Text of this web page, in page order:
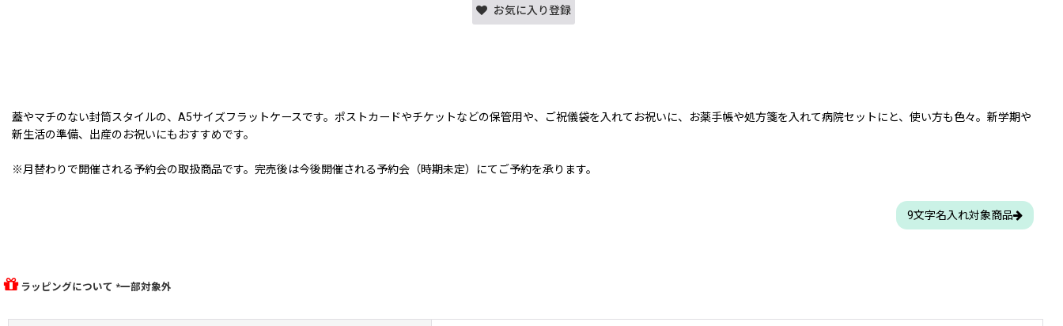
お気に入り登録
蓋やマチのない封筒スタイルの、A5サイズフラットケースです。ポストカードやチケットなどの保管用や、ご祝儀袋を入れてお祝いに、お薬手帳や処方箋を入れて病院セットにと、使い方も色々。新学期や
新生活の準備、出産のお祝いにもおすすめです。
※月替わりで開催される予約会の取扱商品です。完売後は今後開催される予約会（時期未定）にてご予約を承ります。
9文字名入れ対象商品
ラッピングについて *一部対象外